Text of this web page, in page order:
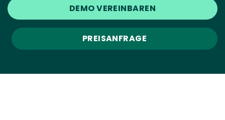
DEMO VEREINBAREN
PREISANFRAGE